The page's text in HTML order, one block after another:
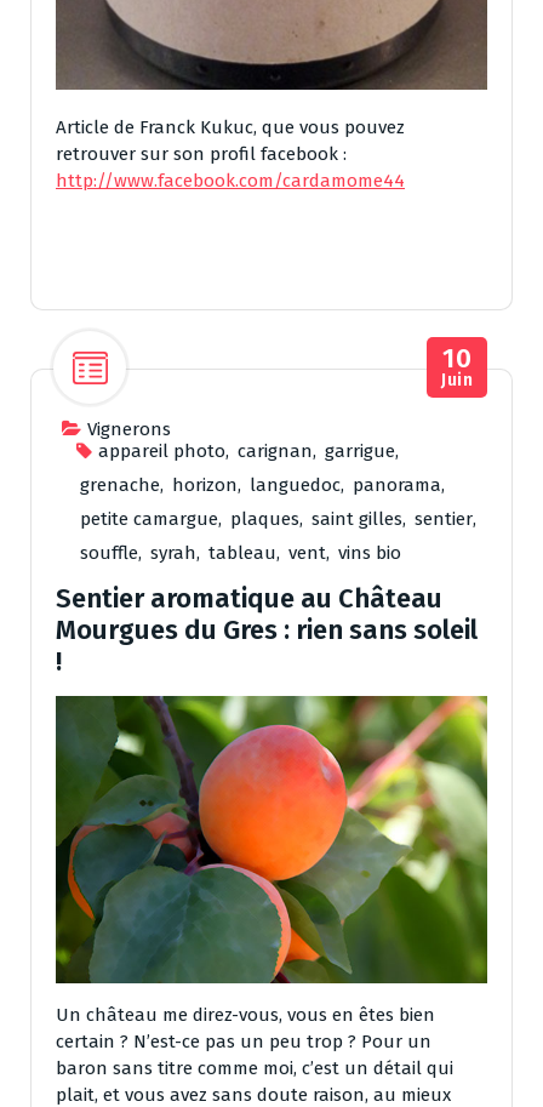
Article de Franck Kukuc, que vous pouvez
retrouver sur son profil facebook :
http://www.facebook.com/cardamome44
Vignerons
appareil photo, carignan, garrigue,
grenache, horizon, languedoc, panorama,
petite camargue, plaques, saint gilles, sentier,
souffle, syrah, tableau, vent, vins bio
10
Juin
Sentier aromatique au Château
Mourgues du Gres : rien sans soleil
!
Un château me direz-vous, vous en êtes bien
certain ? N’est-ce pas un peu trop ? Pour un
baron sans titre comme moi, c’est un détail qui
plait, et vous avez sans doute raison, au mieux